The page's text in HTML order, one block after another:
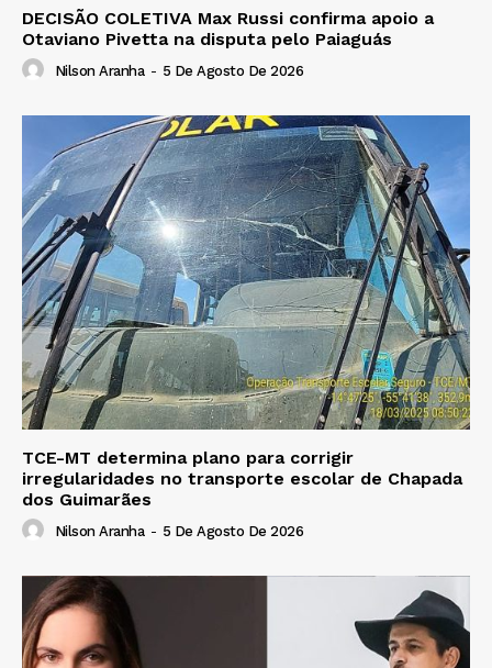
DECISÃO COLETIVA Max Russi confirma apoio a
Otaviano Pivetta na disputa pelo Paiaguás
Nilson Aranha - 5 De Agosto De 2026
TCE-MT determina plano para corrigir
irregularidades no transporte escolar de Chapada
dos Guimarães
Nilson Aranha - 5 De Agosto De 2026